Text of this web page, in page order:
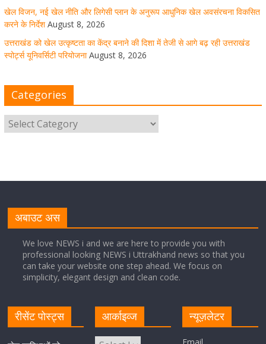
August 8, 2026 1 Comment
मुख्य सचिव ने कहा- कौशल विकास से संबंधित सभी विभाग एक
Cabinet Baithak: उत्तराखंड में श्रमिकों को हर महीने 7 तारीख
तक मिलेगी मजदूरी, ओवरटाइम पर मिलेगा दोगुना भुगतान
केंद्रीय रेल मंत्री ने मुख्यमंत्री के अनुरोध पर बनबसा रेलवे स्टेशन पर
खेल विजन, नई खेल नीति और लिगेसी प्लान के अनुरूप आधुनिक खेल अवसंरचना विकसित
करने के निर्देश August 8, 2026
उत्तराखंड को खेल उत्कृष्टता का केंद्र बनाने की दिशा में तेजी से आगे बढ़ रही उत्तराखंड
स्पोर्ट्स यूनिवर्सिटी परियोजना August 8, 2026
Categories
अबाउट अस
We love NEWS i and we are here to provide you with
professional looking NEWS i Uttrakhand news so that you
can take your website one step ahead. We focus on
simplicity, elegant design and clean code.
रीसेंट पोस्ट्स आर्काइव्ज न्यूज़लेटर